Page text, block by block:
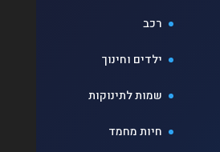
רכב
ילדים וחינוך
שמות לתינוקות
חיות מחמד